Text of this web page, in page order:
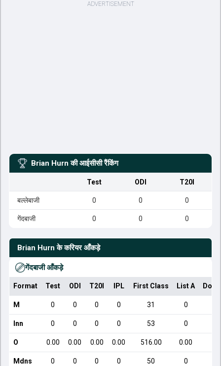
Brian Hurn की आईसीसी रैंकिंग
Test ODI T20I
बल्लेबाजी 0 0 0
गेंदबाजी 0 0 0
Brian Hurn के करियर आँकड़े
गेंदबाजी आँकड़े
Format Test ODI T20I IPL First Class List A
M 0 0 0 0 31 0
Inn 0 0 0 0 53 0
O 0.00 0.00 0.00 0.00 516.00 0.00
Mdns 0 0 0 0 50 0